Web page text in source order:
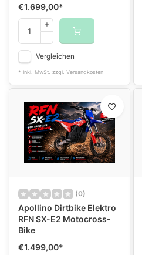
€1.699,00*
Vergleichen
* Inkl. MwSt. zzgl. Versandkosten
(0)
Apollino Dirtbike Elektro
RFN SX-E2 Motocross-
Bike
€1.499,00*